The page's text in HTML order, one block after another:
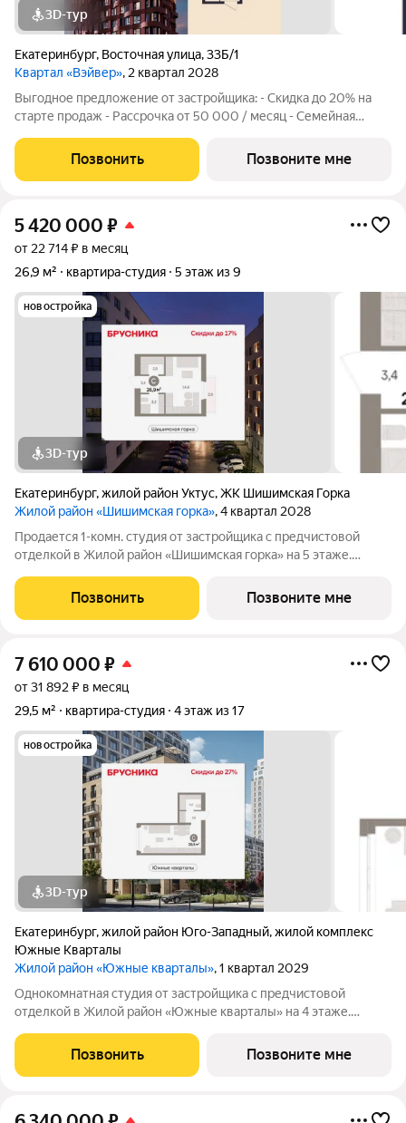
3D-тур
Екатеринбург, Восточная улица,33Б/1
Квартал «Вэйвер», 2 квартал 2028
Выгодное предложение от застройщика: - Скидка до 20% на
старте продаж - Рассрочка от 50 000 / месяц - Семейная
квартиры-студии в Жилом квартале Вэйвер от Девелоперской
компании Люди, общей
Позвонить Позвоните мне
5 420 000 ₽
от 22 714 ₽ в месяц
26,9 м²
квартира-студия 5 этаж из 9
новостройка
3D-тур
Екатеринбург,жилой район Уктус,ЖК Шишимская Горка
Жилой район «Шишимская горка», 4 квартал 2028
Продается 1-комн. студия от застройщика с предчистовой
отделкой в Жилой район «Шишимская горка» на 5 этаже.
районе Шишимская горка. Особенности планировки: балкон,
вид во двор, гардеробная,
Позвонить Позвоните мне
7 610 000 ₽
от 31 892 ₽ в месяц
29,5 м²
квартира-студия 4 этаж из 17
новостройка
3D-тур
Екатеринбург,жилой район Юго-Западный,жилой комплекс
Южные Кварталы
Жилой район «Южные кварталы», 1 квартал 2029
Однокомнатная студия от застройщика с предчистовой
отделкой в Жилой район «Южные кварталы» на 4 этаже.
которых 5 кв.м. выделено под кухонную зону. Все окна
выходят на одну сторону. В квартире
Позвонить Позвоните мне